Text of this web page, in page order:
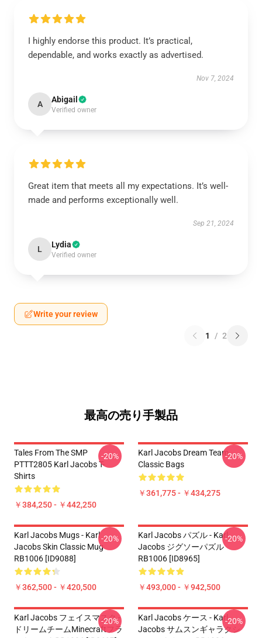
I highly endorse this product. It’s practical,
dependable, and works exactly as advertised.
Nov 7, 2024
A Abigail
Verified owner
Great item that meets all my expectations. It’s well-
made and performs exceptionally well.
Sep 21, 2024
L Lydia
Verified owner
Write your review
1 / 2
最高の売り手製品
Tales From The SMP
PTTT2805 Karl Jacobs T-
Shirts
￥384,250 - ￥442,250
-20%
Karl Jacobs Dream Team
Classic Bags
￥361,775 - ￥434,275
-20%
Karl Jacobs Mugs - Karl
Jacobs Skin Classic Mug
RB1006 [ID9088]
￥362,500 - ￥420,500
-20%
Karl Jacobs パズル - Karl
Jacobs ジグソーパズル
RB1006 [ID8965]
￥493,000 - ￥942,500
-20%
Karl Jacobs フェイスマスク -
ドリームチームMinecraftフラ
-20%
Karl Jacobs ケース - Karl
Jacobs サムスンギャラクシ
-20%